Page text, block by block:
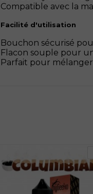
Compatible avec la
Facilité d'utilisation
Bouchon sécurisé
Flacon souple pour
Parfait pour mélanger
30 avis